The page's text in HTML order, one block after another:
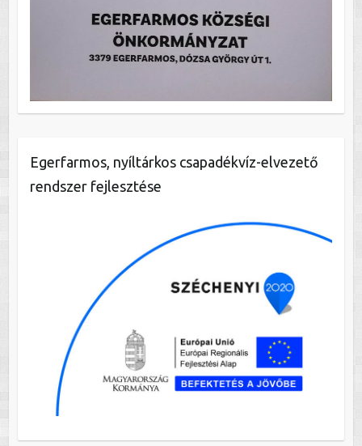
Egerfarmos, nyíltárkos csapadékvíz-elvezető
rendszer fejlesztése